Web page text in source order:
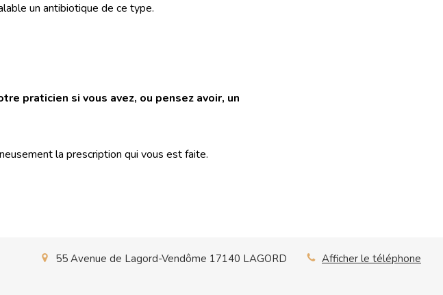
un antibiotique de ce type.
praticien si vous avez, ou pensez avoir, un
la prescription qui vous est faite.
55 Avenue de Lagord-Vendôme 17140 LAGORD Afficher le téléphone